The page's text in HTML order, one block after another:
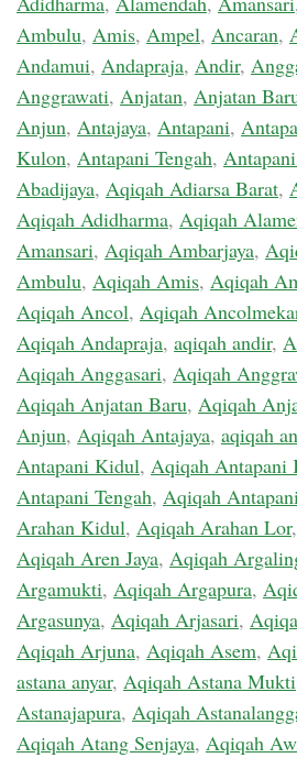
Ambulu, Amis, Ampel, Ancaran,
Andamui, Andapraja, Andir,
Anggrawati, Anjatan, Anjatan
Anjun, Antajaya, Antapani,
Kulon, Antapani Tengah,
Abadijaya, Aqiqah Adiarsa Barat,
Aqiqah Adidharma, Aqiqah
Amansari, Aqiqah Ambarjaya,
Ambulu, Aqiqah Amis, Aqiqah
Aqiqah Ancol, Aqiqah
Aqiqah Andapraja, aqiqah andir,
Aqiqah Anggasari, Aqiqah
Aqiqah Anjatan Baru, Aqiqah
Anjun, Aqiqah Antajaya, aqiqah
Antapani Kidul, Aqiqah Antapani
Antapani Tengah, Aqiqah
Arahan Kidul, Aqiqah Arahan Lor,
Aqiqah Aren Jaya, Aqiqah
Argamukti, Aqiqah Argapura,
Argasunya, Aqiqah Arjasari,
Aqiqah Arjuna, Aqiqah Asem,
astana anyar, Aqiqah Astana Mukti
Astanajapura, Aqiqah
Aqiqah Atang Senjaya, Aqiqah